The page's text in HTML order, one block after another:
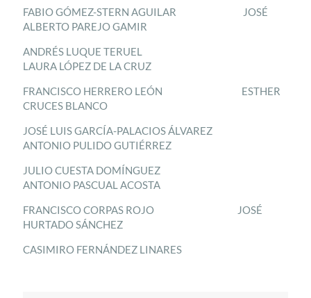
FABIO GÓMEZ-STERN AGUILAR JOSÉ
ALBERTO PAREJO GAMIR
ANDRÉS LUQUE TERUEL
LAURA LÓPEZ DE LA CRUZ
FRANCISCO HERRERO LEÓN ESTHER
CRUCES BLANCO
JOSÉ LUIS GARCÍA-PALACIOS ÁLVAREZ
ANTONIO PULIDO GUTIÉRREZ
JULIO CUESTA DOMÍNGUEZ
ANTONIO PASCUAL ACOSTA
FRANCISCO CORPAS ROJO JOSÉ
HURTADO SÁNCHEZ
CASIMIRO FERNÁNDEZ LINARES